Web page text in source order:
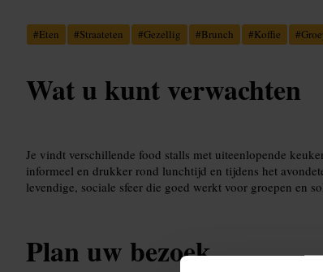
#Eten #Straateten #Gezellig #Brunch #Koffie #
Wat u kunt verwachten
Je vindt verschillende food stalls met uiteenlopende
informeel en drukker rond lunchtijd en tijdens het
levendige, sociale sfeer die goed werkt voor groepen en
Plan uw bezoek